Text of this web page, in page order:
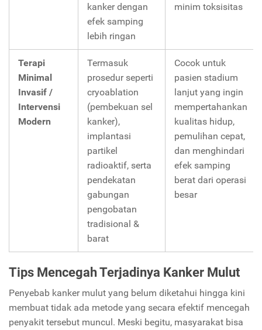
kanker dengan
efek samping
lebih ringan
minim toksisitas
Terapi
Minimal
Invasif /
Intervensi
Modern
Termasuk
prosedur seperti
cryoablation
(pembekuan sel
kanker),
implantasi
partikel
radioaktif, serta
pendekatan
gabungan
pengobatan
tradisional &
barat
Cocok untuk
pasien stadium
lanjut yang ingin
mempertahankan
kualitas hidup,
pemulihan cepat,
dan menghindari
efek samping
berat dari operasi
besar
Tips Mencegah Terjadinya Kanker Mulut
Penyebab kanker mulut yang belum diketahui hingga kini
membuat tidak ada metode yang secara efektif mencegah
penyakit tersebut muncul. Meski begitu, masyarakat bisa